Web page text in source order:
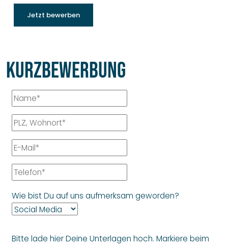
Jetzt bewerben
Kurzbewerbung
Wie bist Du auf uns aufmerksam geworden?
Bitte lade hier Deine Unterlagen hoch.Markiere beim